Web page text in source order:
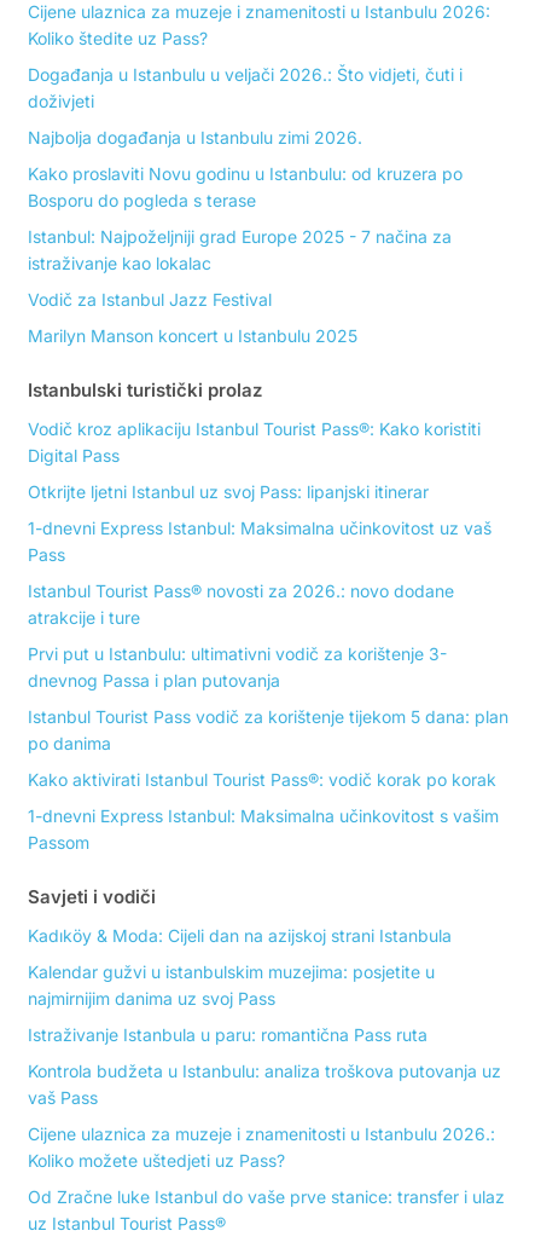
Cijene ulaznica za muzeje i znamenitosti u Istanbulu 2026:
Koliko štedite uz Pass?
Događanja u Istanbulu u veljači 2026.: Što vidjeti, čuti i
doživjeti
Najbolja događanja u Istanbulu zimi 2026.
Kako proslaviti Novu godinu u Istanbulu: od kruzera po
Bosporu do pogleda s terase
Istanbul: Najpoželjniji grad Europe 2025 - 7 načina za
istraživanje kao lokalac
Vodič za Istanbul Jazz Festival
Marilyn Manson koncert u Istanbulu 2025
Istanbulski turistički prolaz
Vodič kroz aplikaciju Istanbul Tourist Pass®: Kako koristiti
Digital Pass
Otkrijte ljetni Istanbul uz svoj Pass: lipanjski itinerar
1-dnevni Express Istanbul: Maksimalna učinkovitost uz vaš
Pass
Istanbul Tourist Pass® novosti za 2026.: novo dodane
atrakcije i ture
Prvi put u Istanbulu: ultimativni vodič za korištenje 3-
dnevnog Passa i plan putovanja
Istanbul Tourist Pass vodič za korištenje tijekom 5 dana: plan
po danima
Kako aktivirati Istanbul Tourist Pass®: vodič korak po korak
1-dnevni Express Istanbul: Maksimalna učinkovitost s vašim
Passom
Savjeti i vodiči
Kadıköy & Moda: Cijeli dan na azijskoj strani Istanbula
Kalendar gužvi u istanbulskim muzejima: posjetite u
najmirnijim danima uz svoj Pass
Istraživanje Istanbula u paru: romantična Pass ruta
Kontrola budžeta u Istanbulu: analiza troškova putovanja uz
vaš Pass
Cijene ulaznica za muzeje i znamenitosti u Istanbulu 2026.:
Koliko možete uštedjeti uz Pass?
Od Zračne luke Istanbul do vaše prve stanice: transfer i ulaz
uz Istanbul Tourist Pass®